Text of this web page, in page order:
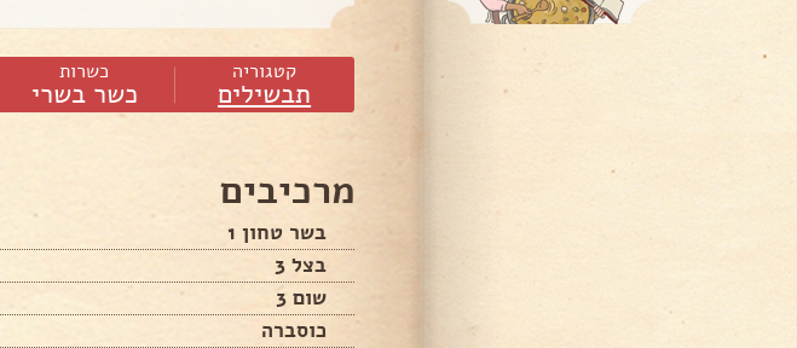
קטגוריה
תבשילים
כשרות
כשר בשרי
מרכיבים
בשר טחון 1
בצל 3
שום 3
כוסברה